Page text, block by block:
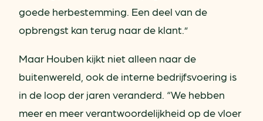
goede herbestemming. Een deel van de
opbrengst kan terug naar de klant.”
Maar Houben kijkt niet alleen naar de
buitenwereld, ook de interne bedrijfsvoering is
in de loop der jaren veranderd. “We hebben
meer en meer verantwoordelijkheid op de vloer